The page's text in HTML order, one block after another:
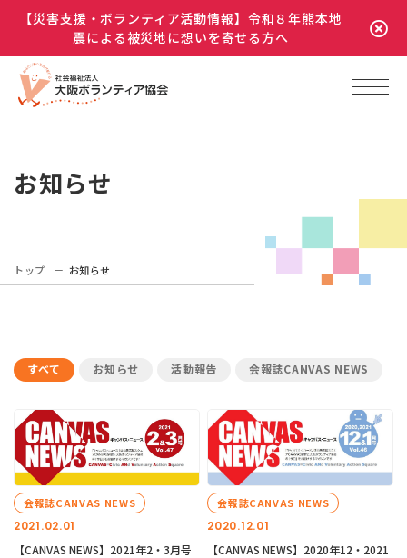
【災害支援・ボランティア活動情報】令和８年熊本地
震による被災地に想いを寄せる方へ
お知らせ
トップ お知らせ
すべて お知らせ 活動報告 会報誌CANVAS NEWS
2021.02.01
会報誌CANVAS NEWS
【CANVAS NEWS】2021年2・3月号
2020.12.01
会報誌CANVAS NEWS
【CANVAS NEWS】2020年12・2021